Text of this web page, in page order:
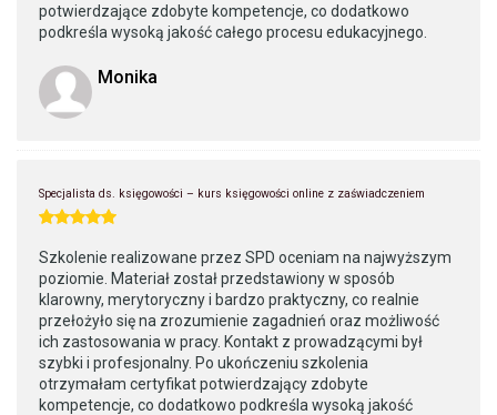
potwierdzające zdobyte kompetencje, co dodatkowo
podkreśla wysoką jakość całego procesu edukacyjnego.
Monika
Specjalista ds. księgowości – kurs księgowości online z zaświadczeniem
Szkolenie realizowane przez SPD oceniam na najwyższym
poziomie. Materiał został przedstawiony w sposób
klarowny, merytoryczny i bardzo praktyczny, co realnie
przełożyło się na zrozumienie zagadnień oraz możliwość
ich zastosowania w pracy. Kontakt z prowadzącymi był
szybki i profesjonalny. Po ukończeniu szkolenia
otrzymałam certyfikat potwierdzający zdobyte
kompetencje, co dodatkowo podkreśla wysoką jakość